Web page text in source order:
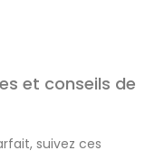
et conseils de
suivez ces